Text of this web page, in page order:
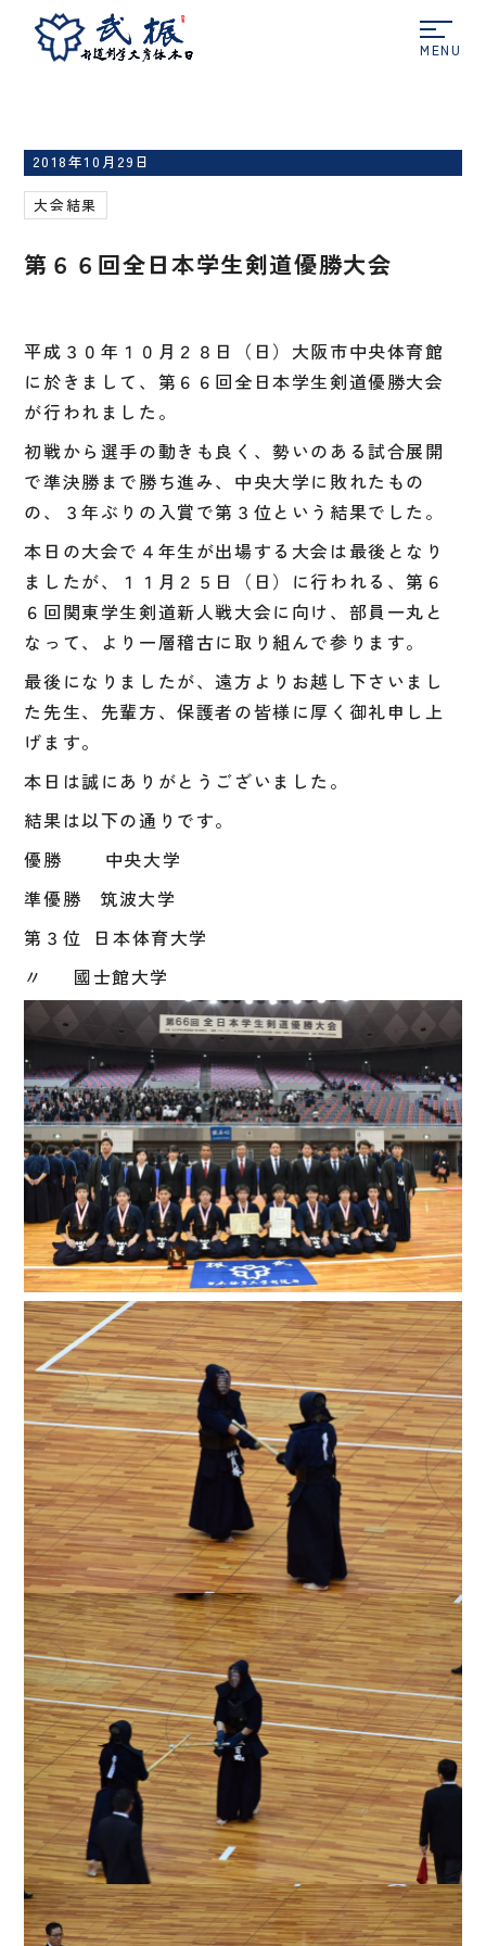
ホーム 大会結果
会
2018年10月29日
大会結果
第６６回全日本学生剣道優勝大会
平成３０年１０月２８日（日）大阪市中央体育館
に於きまして、第６６回全日本学生剣道優勝大会
が行われました。
初戦から選手の動きも良く、勢いのある試合展開
で準決勝まで勝ち進み、中央大学に敗れたもの
の、３年ぶりの入賞で第３位という結果でした。
本日の大会で４年生が出場する大会は最後となり
ましたが、１１月２５日（日）に行われる、第６
６回関東学生剣道新人戦大会に向け、部員一丸と
なって、より一層稽古に取り組んで参ります。
最後になりましたが、遠方よりお越し下さいまし
た先生、先輩方、保護者の皆様に厚く御礼申し上
げます。
本日は誠にありがとうございました。
結果は以下の通りです。
優勝 中央大学
準優勝 筑波大学
第３位 日本体育大学
〃 國士館大学